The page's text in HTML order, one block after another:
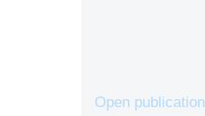
Open publication